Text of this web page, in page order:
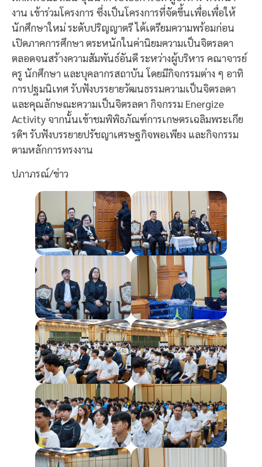
งาน เข้าร่วมโครงการ ซึ่งเป็นโครงการที่จัดขึ้นเพื่อเพื่อให้
นักศึกษาใหม่ ระดับปริญญาตรี ได้เตรียมความพร้อมก่อน
เปิดภาคการศึกษา ตระหนักในค่านิยมความเป็นจิตรลดา
ตลอดจนสร้างความสัมพันธ์อันดี ระหว่างผู้บริหาร คณาจารย์
ครู นักศึกษา และบุคลากรสถาบัน โดยมีกิจกรรมต่าง ๆ อาทิ
การปฐมนิเทศ รับฟังบรรยายวัฒนธรรมความเป็นจิตรลดา
และคุณลักษณะความเป็นจิตรลดา กิจกรรม Energize
Activity จากนั้นเข้าชมพิพิธภัณฑ์การเกษตรเฉลิมพระเกีย
รติฯ รับฟังบรรยายปรัชญาเศรษฐกิจพอเพียง และกิจกรรม
ตามหลักการทรงงาน
ปภาภรณ์/ข่าว